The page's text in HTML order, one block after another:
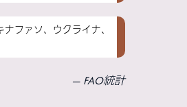
ファソ、ウクライナ、
FAO統計